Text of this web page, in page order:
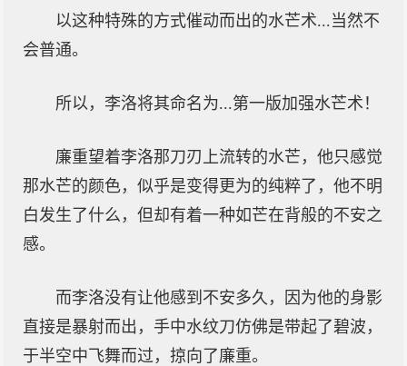
以这种特殊的方式催动而出的水芒术...当然不
会普通。
所以，李洛将其命名为...第一版加强水芒术！
廉重望着李洛那刀刃上流转的水芒，他只感觉
那水芒的颜色，似乎是变得更为的纯粹了，他不明
白发生了什么，但却有着一种如芒在背般的不安之
感。
而李洛没有让他感到不安多久，因为他的身影
直接是暴射而出，手中水纹刀仿佛是带起了碧波，
于半空中飞舞而过，掠向了廉重。